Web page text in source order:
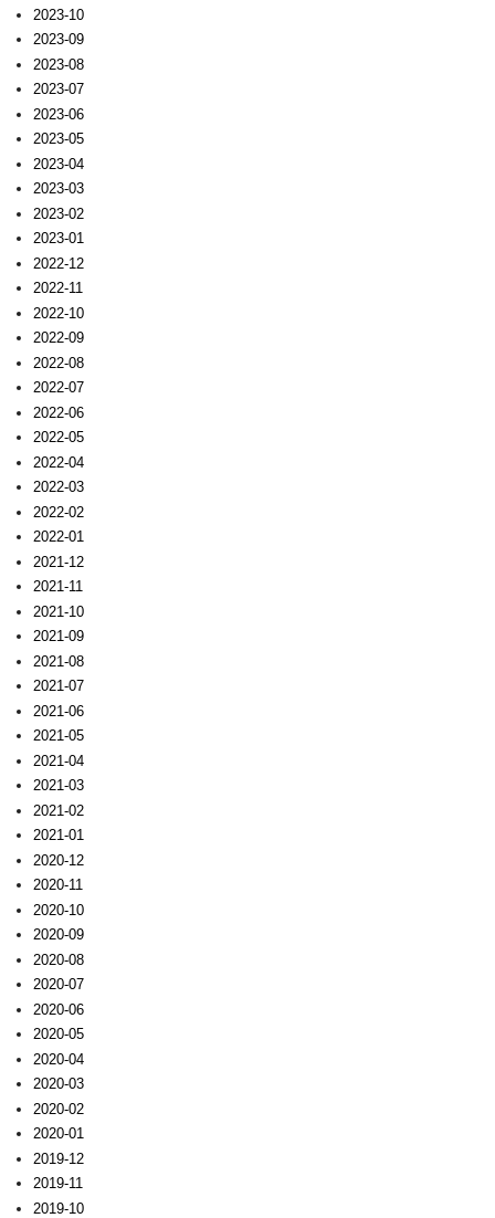
2023-10
2023-09
2023-08
2023-07
2023-06
2023-05
2023-04
2023-03
2023-02
2023-01
2022-12
2022-11
2022-10
2022-09
2022-08
2022-07
2022-06
2022-05
2022-04
2022-03
2022-02
2022-01
2021-12
2021-11
2021-10
2021-09
2021-08
2021-07
2021-06
2021-05
2021-04
2021-03
2021-02
2021-01
2020-12
2020-11
2020-10
2020-09
2020-08
2020-07
2020-06
2020-05
2020-04
2020-03
2020-02
2020-01
2019-12
2019-11
2019-10